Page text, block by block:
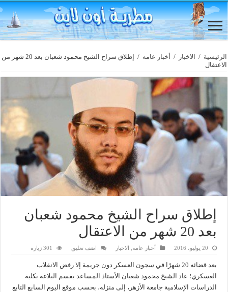
الرئيسية / الاخبار / أخبار عامه /
إطلاق سراح الشيخ محمود شعبان بعد 20 شهر من
الاعتقال
إطلاق سراح الشيخ محمود شعبان
بعد 20 شهر من الاعتقال
20 يوليو، 2016 أخبار عامه الاخبار اضف تعليق 301 زيارة
بعد قضائه 20 شهرًا في سجون العسكر دون جريمة إلا رفض الانقلاب
العسكري؛ عاد الشيخ محمود شعبان الأستاذ المساعد بقسم البلاغة بكلية
الدراسات الإسلامية جامعة الأزهر، إلى منزله، بحسب موقع اليوم السابع التابع